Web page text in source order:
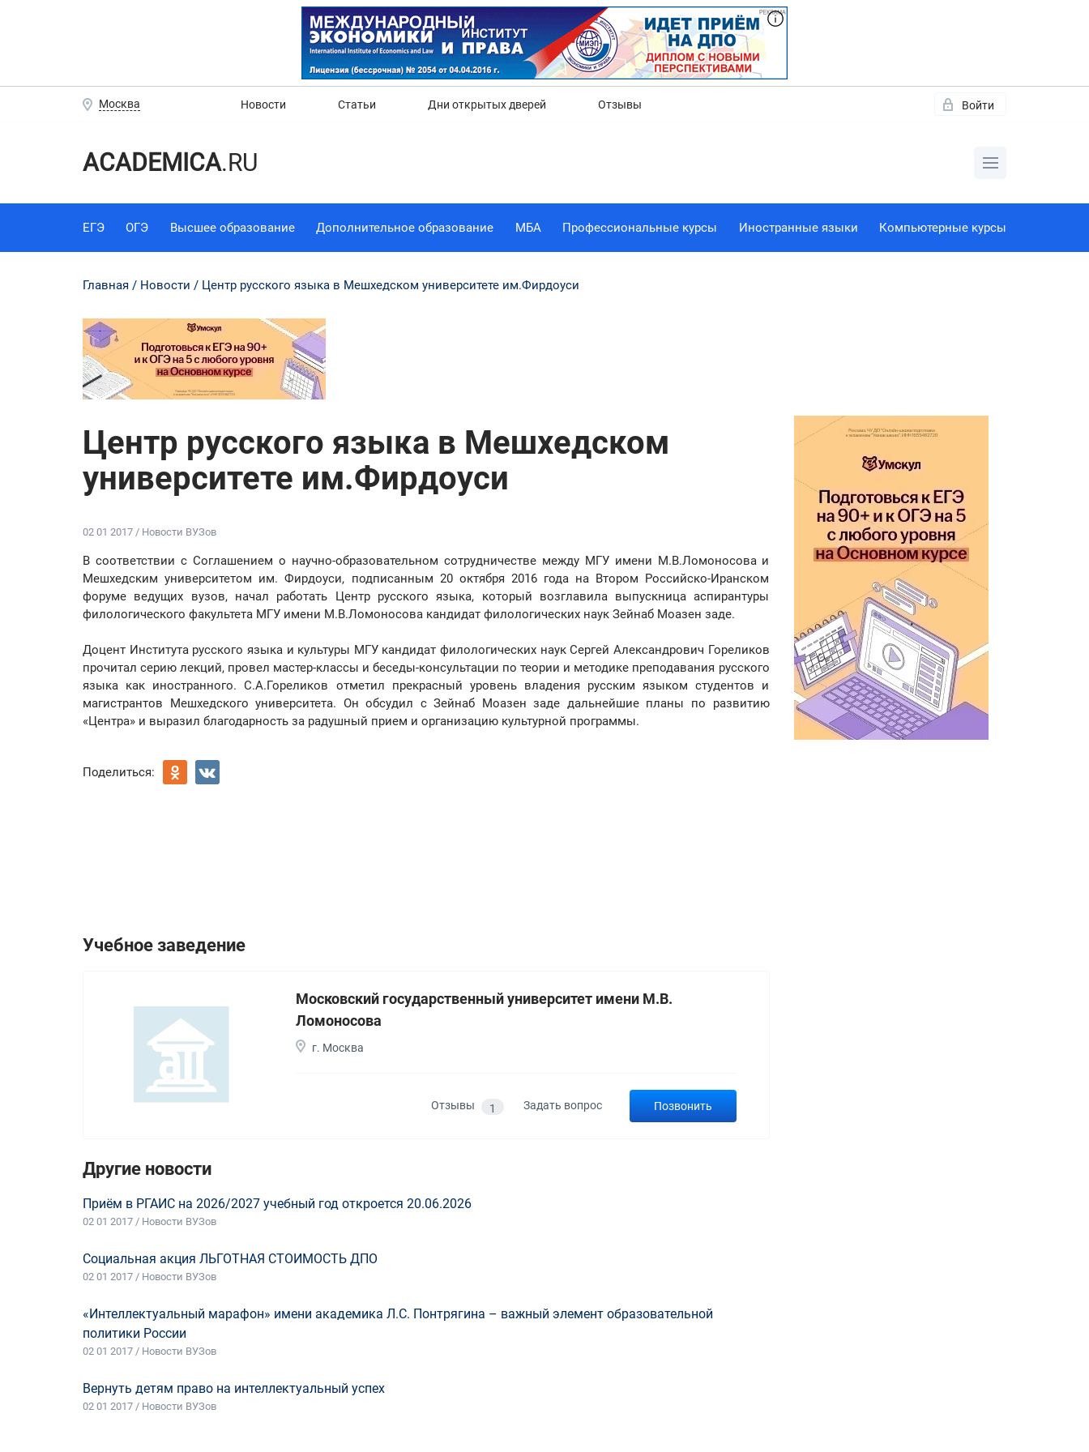
Москва Новости Статьи Дни открытых дверей Отзывы Войти
ACADEMICA.RU
ЕГЭ ОГЭ Высшее образование Дополнительное образование МБА Профессиональные курсы Иностранные языки Компьютерные курсы
Главная Новости Центр русского языка в Мешхедском университете им.Фирдоуси
Центр русского языка в Мешхедском
университете им.Фирдоуси
02 01 2017 / Новости ВУЗов
В соответствии с Соглашением о научно-образовательном сотрудничестве между МГУ имени М.В.Ломоносова и
Мешхедским университетом им. Фирдоуси, подписанным 20 октября 2016 года на Втором Российско-Иранском
форуме ведущих вузов, начал работать Центр русского языка, который возглавила выпускница аспирантуры
филологического факультета МГУ имени М.В.Ломоносова кандидат филологических наук Зейнаб Моазен заде.
Доцент Института русского языка и культуры МГУ кандидат филологических наук Сергей Александрович Гореликов
прочитал серию лекций, провел мастер-классы и беседы-консультации по теории и методике преподавания русского
языка как иностранного. С.А.Гореликов отметил прекрасный уровень владения русским языком студентов и
магистрантов Мешхедского университета. Он обсудил с Зейнаб Моазен заде дальнейшие планы по развитию
«Центра» и выразил благодарность за радушный прием и организацию культурной программы.
Поделиться:
Учебное заведение
Московский государственный университет имени М.В.
Ломоносова
г. Москва
Отзывы 1 Задать вопрос Позвонить
Другие новости
Приём в РГАИС на 2026/2027 учебный год откроется 20.06.2026
02 01 2017 / Новости ВУЗов
Социальная акция ЛЬГОТНАЯ СТОИМОСТЬ ДПО
02 01 2017 / Новости ВУЗов
«Интеллектуальный марафон» имени академика Л.С. Понтрягина – важный элемент образовательной
политики России
02 01 2017 / Новости ВУЗов
Вернуть детям право на интеллектуальный успех
02 01 2017 / Новости ВУЗов
Нет